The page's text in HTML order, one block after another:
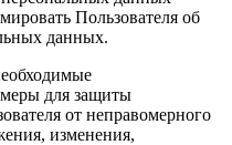
Пользователя об
данных.
для защиты
от неправомерного
изменения,